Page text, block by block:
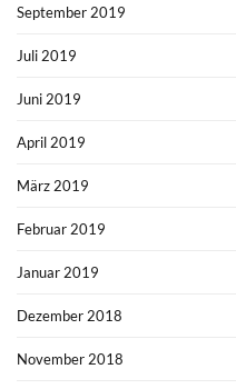
September 2019
Juli 2019
Juni 2019
April 2019
März 2019
Februar 2019
Januar 2019
Dezember 2018
November 2018